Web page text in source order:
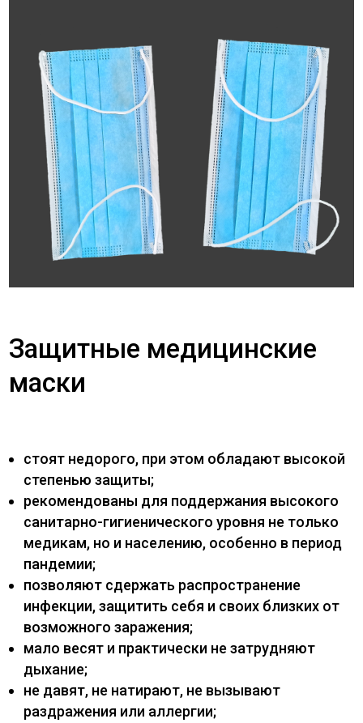
Защитные медицинские
маски
стоят недорого, при этом обладают высокой
степенью защиты;
рекомендованы для поддержания высокого
санитарно-гигиенического уровня не только
медикам, но и населению, особенно в период
пандемии;
позволяют сдержать распространение
инфекции, защитить себя и своих близких от
возможного заражения;
мало весят и практически не затрудняют
дыхание;
не давят, не натирают, не вызывают
раздражения или аллергии;